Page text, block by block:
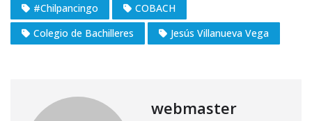
#Chilpancingo
COBACH
Colegio de Bachilleres
Jesús Villanueva Vega
webmaster